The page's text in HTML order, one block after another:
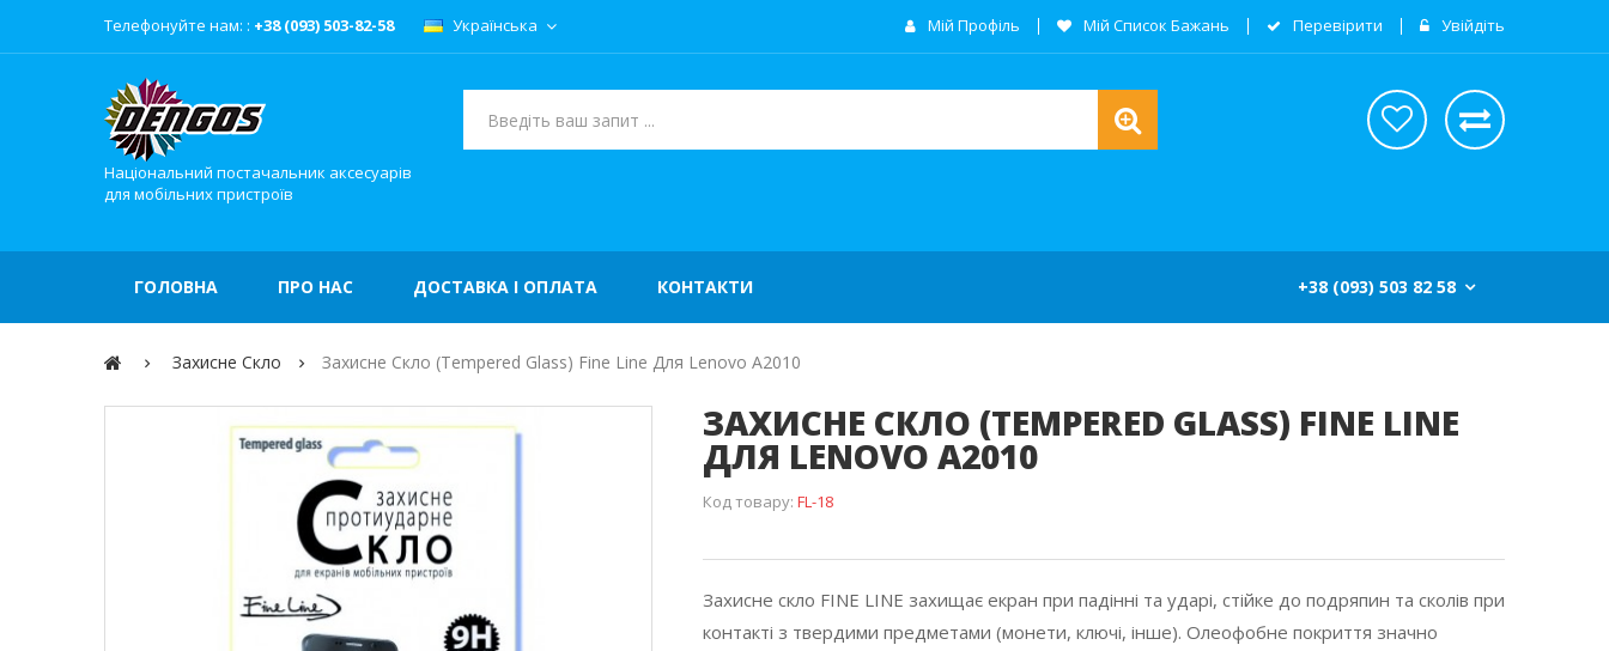
Телефонуйте нам: : +38 (093) 503-82-58 Мій Профіль Мій Список Бажань Перевірити Увійдіть
Українська
Національний постачальник аксесуарів
для мобільних пристроїв
ГОЛОВНА ПРО НАС ДОСТАВКА І ОПЛАТА КОНТАКТИ +38 (093) 503 82 58
Захисне Скло Захисне Скло (Tempered Glass) Fine Line Для Lenovo A2010
ЗАХИСНЕ СКЛО (TEMPERED GLASS) FINE LINE
ДЛЯ LENOVO A2010
Код товару: FL-18
Захисне скло FINE LINE захищає екран при падінні та ударі, стійке до подряпин та сколів при
контакті з твердими предметами (монети, ключі, інше). Олеофобне покриття значно